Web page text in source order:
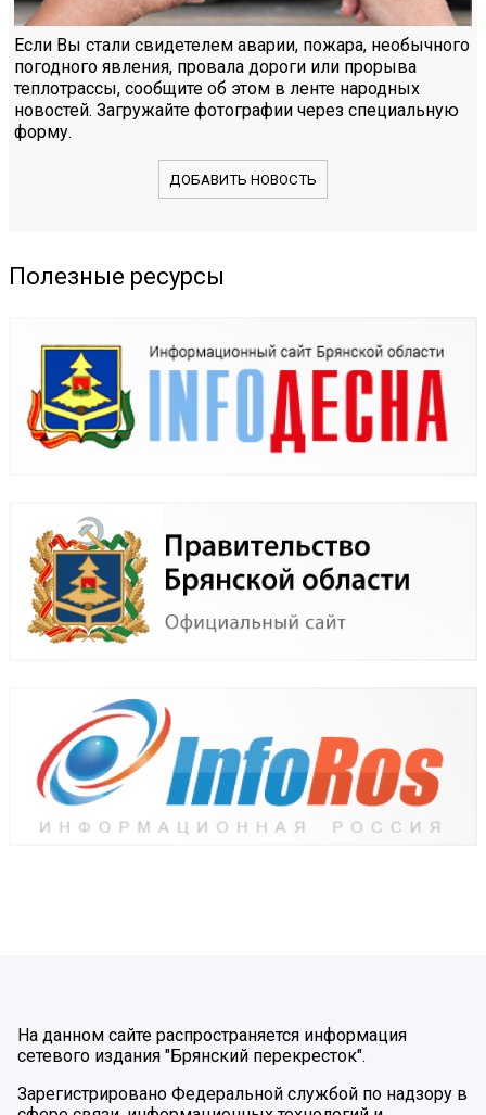
Если Вы стали свидетелем аварии, пожара, необычного
погодного явления, провала дороги или прорыва
теплотрассы, сообщите об этом в ленте народных
новостей. Загружайте фотографии через специальную
форму.
ДОБАВИТЬ НОВОСТЬ
Полезные ресурсы
На данном сайте распространяется информация
сетевого издания "Брянский перекресток".
Зарегистрировано Федеральной службой по надзору в